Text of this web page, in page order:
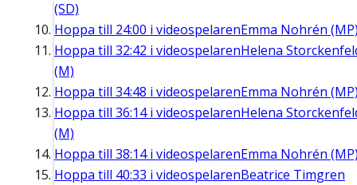
(SD)
Hoppa till 24:00 i videospelarenEmma Nohrén
Hoppa till 32:42 i videospelarenHelena
(M)
Hoppa till 34:48 i videospelarenEmma Nohrén
Hoppa till 36:14i videospelarenHelena
(M)
Hoppa till 38:14i videospelarenEmma Nohrén
Hoppa till 40:33 i videospelarenBeatrice Timgren